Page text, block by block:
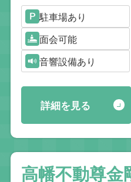
駐車場あり
面会可能
音響設備あり
詳細を見る
高幡不動尊金